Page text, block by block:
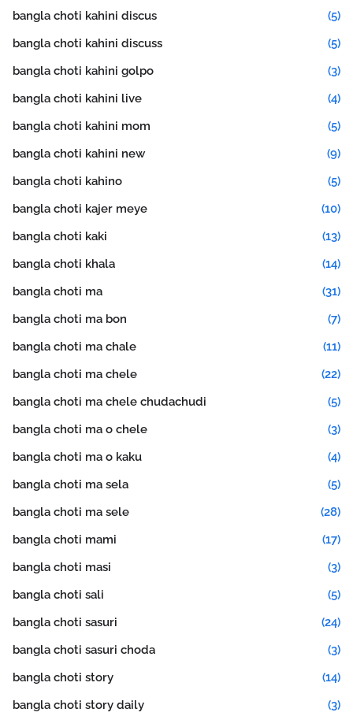
bangla choti kahini discus
(5)
bangla choti kahini discuss
(5)
bangla choti kahini golpo
(3)
bangla choti kahini live
(4)
bangla choti kahini mom
(5)
bangla choti kahini new
(9)
bangla choti kahino
(5)
bangla choti kajer meye
(10)
bangla choti kaki
(13)
bangla choti khala
(14)
bangla choti ma
(31)
bangla choti ma bon
(7)
bangla choti ma chale
(11)
bangla choti ma chele
(22)
bangla choti ma chele chudachudi
(5)
bangla choti ma o chele
(3)
bangla choti ma o kaku
(4)
bangla choti ma sela
(5)
bangla choti ma sele
(28)
bangla choti mami
(17)
bangla choti masi
(3)
bangla choti sali
(5)
bangla choti sasuri
(24)
bangla choti sasuri choda
(3)
bangla choti story
(14)
bangla choti story daily
(3)